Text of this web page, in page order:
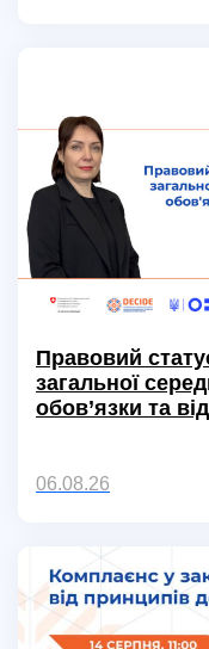
Правовий
загальної
обов’язки та
06.08.26